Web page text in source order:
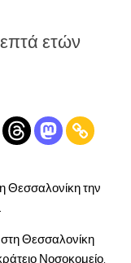
ετών
Θεσσαλονίκη την
στη Θεσσαλονίκη
Νοσοκομείο,